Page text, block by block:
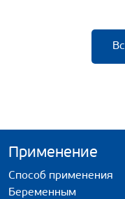
Применение
Способ применения
Беременным